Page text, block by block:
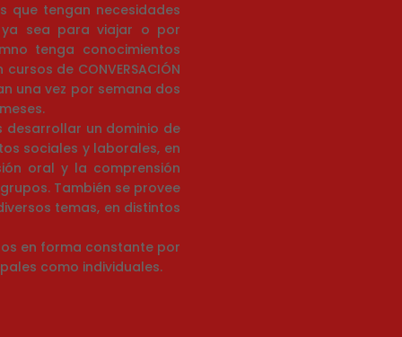
que tengan necesidades
ya sea para viajar o por
tenga conocimientos
de CONVERSACIÓN
una vez por semana dos
desarrollar un dominio de
sociales y laborales, en
oral y la comprensión
También se provee
temas, en distintos
en forma constante por
como individuales.